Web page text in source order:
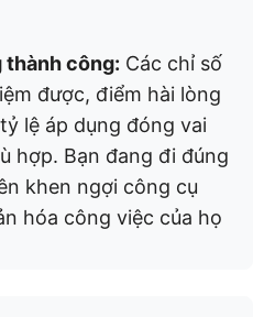
công: Các chỉ số
được, điểm hài lòng
lệ áp dụng đóng vai
hợp. Bạn đang đi đúng
khen ngợi công cụ
hóa công việc của họ